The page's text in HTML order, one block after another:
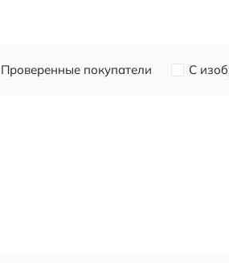
Проверенные покупатели С